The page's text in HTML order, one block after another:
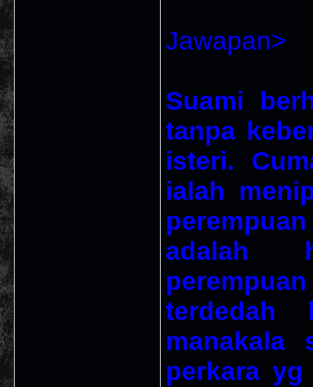
Jawapan>
Suami
tanpa
isteri.
ialah
adalah
terdedah
manakala
perkara